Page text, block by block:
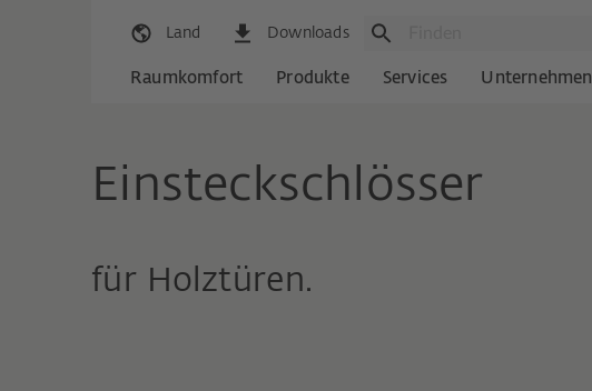
Land Downloads
Raumkomfort Produkte Services Unternehmen
Einsteckschlösser
für Holztüren.